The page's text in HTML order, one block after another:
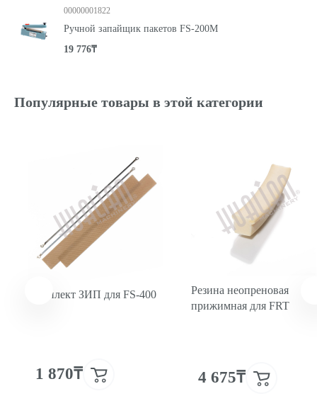
00000001822
Ручной запайщик пакетов FS-200M
19 776₸
Популярные товары в этой категории
Комплект ЗИП для FS-400
1 870₸
Резина неопреновая
прижимная для FRT
4 675₸